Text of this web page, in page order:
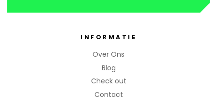
INFORMATIE
Over Ons
Blog
Check out
Contact